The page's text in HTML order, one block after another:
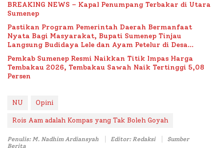
BREAKING NEWS – Kapal Penumpang Terbakar di Utara
Sumenep
Pastikan Program Pemerintah Daerah Bermanfaat
Nyata Bagi Masyarakat, Bupati Sumenep Tinjau
Langsung Budidaya Lele dan Ayam Petelur di Desa
Pemkab Sumenep Resmi Naikkan Titik Impas Harga
Tembakau 2026, Tembakau Sawah Naik Tertinggi 5,08
Persen
NU Opini
Rois Aam adalah Kompas yang Tak Boleh Goyah
Penulis: M. Nadhim Ardiansyah Editor: Redaksi
Sumber
Berita